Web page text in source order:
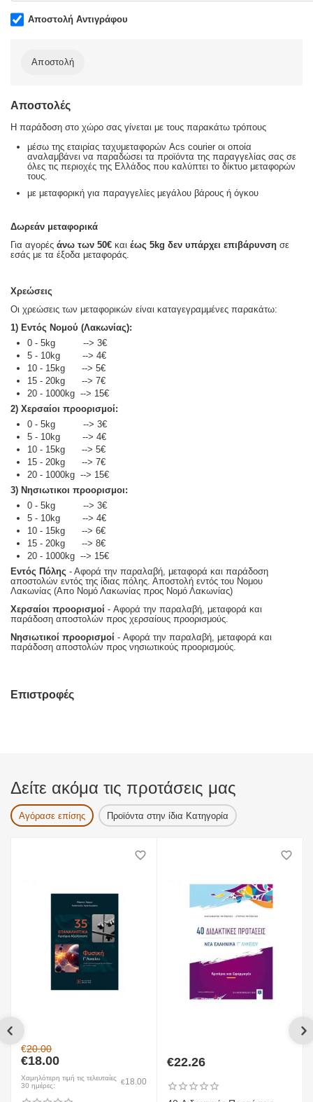
Αποστολή Αντιγράφου
Αποστολή
Αποστολές
Η παράδοση στο χώρο σας γίνεται με τους παρακάτω τρόπους
μέσω της εταιρίας ταχυμεταφορών Acs courier οι οποία
αναλαμβάνει να παραδώσει τα προϊόντα της παραγγελίας σας σε
όλες τις περιοχές της Ελλάδος που καλύπτει το δίκτυο μεταφορών
τους.
με μεταφορική για παραγγελίες μεγάλου βάρους ή όγκου
Δωρεάν μεταφορικά
Για αγορέςάνω των 50€ καιέως 5kg δεν υπάρχει επιβάρυνση σε
εσάς με τα έξοδα μεταφοράς.
Χρεώσεις
Οι χρεώσεις των μεταφορικών είναι καταγεγραμμένες παρακάτω:
1) Εντός Νομού (Λακωνίας):
0 - 5kg --> 3€
5 - 10kg --> 4€
10 - 15kg --> 5€
15 - 20kg --> 7€
20 - 1000kg --> 15€
2) Χερσαίοι προορισμοί:
0 - 5kg --> 3€
5 - 10kg --> 4€
10 - 15kg --> 5€
15 - 20kg --> 7€
20 - 1000kg --> 15€
3) Νησιωτικοι προορισμοι:
0 - 5kg --> 3€
5 - 10kg --> 4€
10 - 15kg --> 6€
15 - 20kg --> 8€
20 - 1000kg --> 15€
Εντός Πόλης - Αφορά την παραλαβή, μεταφορά και παράδοση
αποστολών εντός της ίδιας πόλης. Αποστολή εντός του Νομου
Λακωνίας (Απο Νομό Λακωνίας προς Νομό Λακωνίας)
Χερσαίοι προορισμοί - Αφορά την παραλαβή, μεταφορά και
παράδοση αποστολών προς χερσαίους προορισμούς.
Νησιωτικοί προορισμοί - Αφορά την παραλαβή, μεταφορά και
παράδοση αποστολών προς νησιωτικούς προορισμούς.
Επιστροφές
Δείτε ακόμα τις προτάσεις μας
Αγόρασε επίσης Προϊόντα στην ίδια Κατηγορία
€20.00
€18.00
Χαμηλότερη τιμή τις τελευταίες
30 ημέρες:
€18.00
€22.26